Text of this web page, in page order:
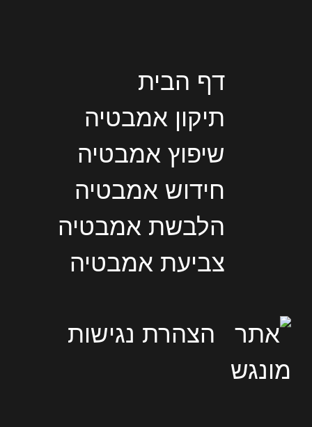
דף הבית
תיקון אמבטיה
שיפוץ אמבטיה
חידוש אמבטיה
הלבשת אמבטיה
צביעת אמבטיה
הצהרת נגישות